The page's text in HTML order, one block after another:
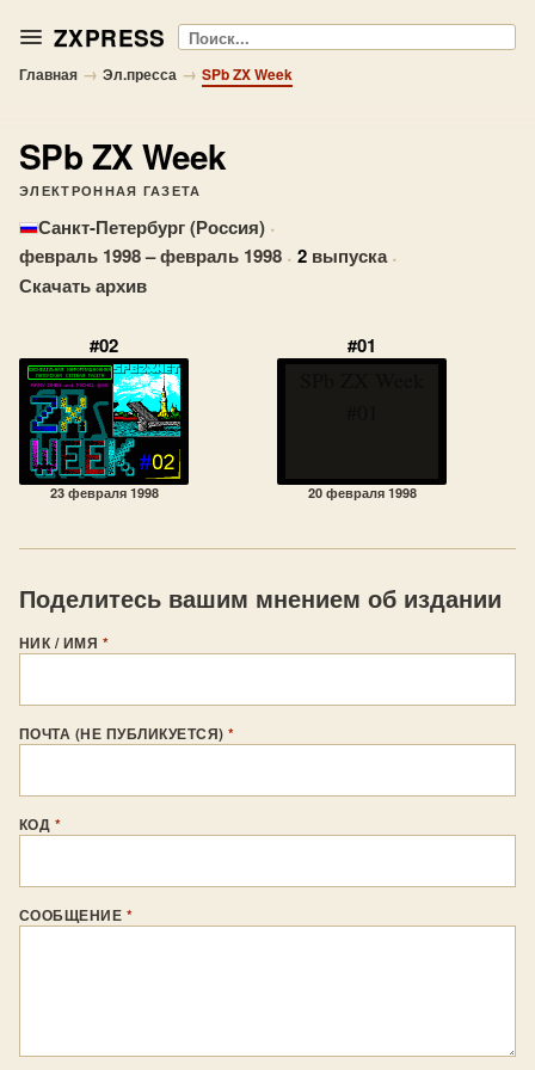
ZXPRESS Поиск
Главная → Эл.пресса → SPb ZX Week
SPb ZX Week
ЭЛЕКТРОННАЯ ГАЗЕТА
Санкт-Петербург (Россия) ·
февраль 1998 – февраль 1998 · 2 выпуска ·
Скачать архив
#02
23 февраля 1998
#01
20 февраля 1998
Поделитесь вашим мнением об издании
НИК / ИМЯ *
ПОЧТА (НЕ ПУБЛИКУЕТСЯ)*
КОД *
СООБЩЕНИЕ *